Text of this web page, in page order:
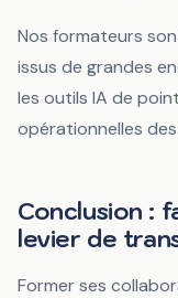
Nos formateurs
issus de grandes
les outils IA de
opérationnelles
Conclusion :
levier de
Former ses